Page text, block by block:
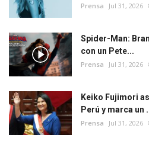
Prensa Jul 31, 2026
Spider-Man:
con un Pete...
Prensa Jul 31, 2026
Keiko Fujimori
Perú y marca un
Prensa Jul 31, 2026